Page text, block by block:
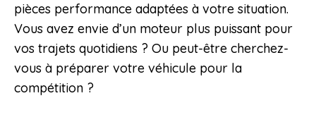
pièces performance adaptées à votre situation.
Vous avez envie d’un moteur plus puissant pour
vos trajets quotidiens ? Ou peut-être cherchez-
vous à préparer votre véhicule pour la
compétition ?